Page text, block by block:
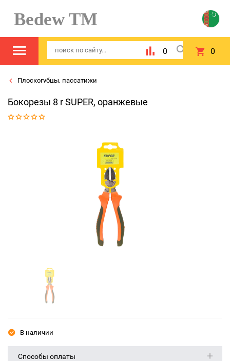
Bedew TM
0 0
Плоскогубцы, пассатижи
Бокорезы 8 r SUPER, оранжевые
В наличии
Способы оплаты